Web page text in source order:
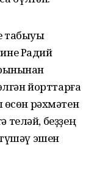
табыуы
Радий
йорттарға
өсөн рәхмәтен
теләй, беҙҙең
эшен